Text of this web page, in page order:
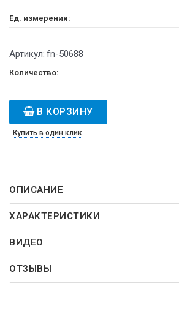
Ед. измерения:
Артикул: fn-50688
Количество:
В КОРЗИНУ
Купить в один клик
ОПИСАНИЕ
ХАРАКТЕРИСТИКИ
ВИДЕО
ОТЗЫВЫ